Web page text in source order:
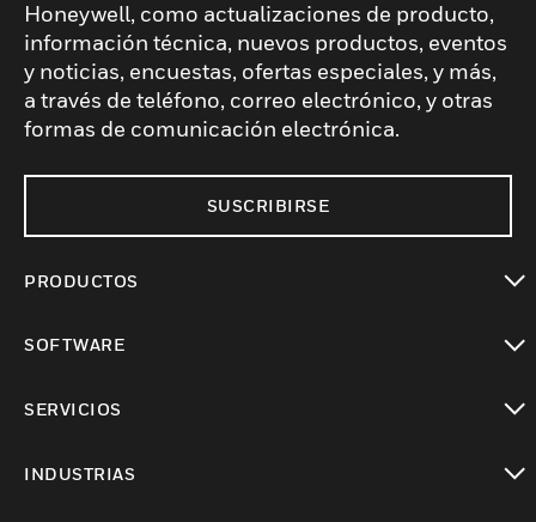
Honeywell, como actualizaciones de producto,
información técnica, nuevos productos, eventos
y noticias, encuestas, ofertas especiales, y más,
a través de teléfono, correo electrónico, y otras
formas de comunicación electrónica.
SUSCRIBIRSE
PRODUCTOS
SOFTWARE
SERVICIOS
INDUSTRIAS